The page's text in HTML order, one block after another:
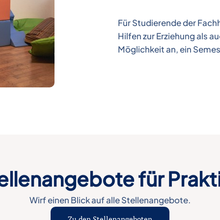
Für Studierende der
Hilfen zur Erziehung als
Möglichkeit an, ein
für
Wirf einen Blick auf alle Stellenangebote.